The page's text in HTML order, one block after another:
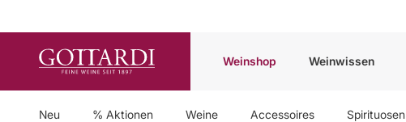
Weinshop Weinwissen
Neu % Aktionen Weine Accessoires Spirituosen